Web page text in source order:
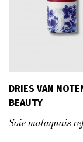
DRIES VAN
BEAUTY
Soie malaquais